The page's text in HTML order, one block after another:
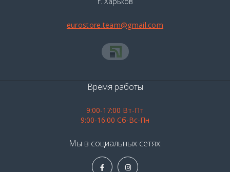
eurostore.team@gmail.com
Время работы
9:00-17:00 Вт-Пт
9:00-16:00 Сб-Вс-Пн
Мы в социальных сетях: